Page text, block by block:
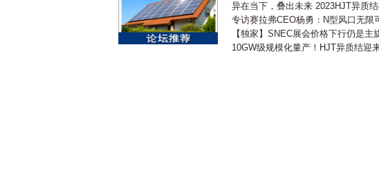
异在当下，叠出未来 2023HJT异质
专访赛拉弗CEO杨勇：N型风口无限
【独家】SNEC展会价格下行仍是
10GW级规模化量产！HJT异质结迎